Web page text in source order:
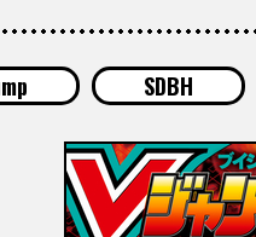
SDBH